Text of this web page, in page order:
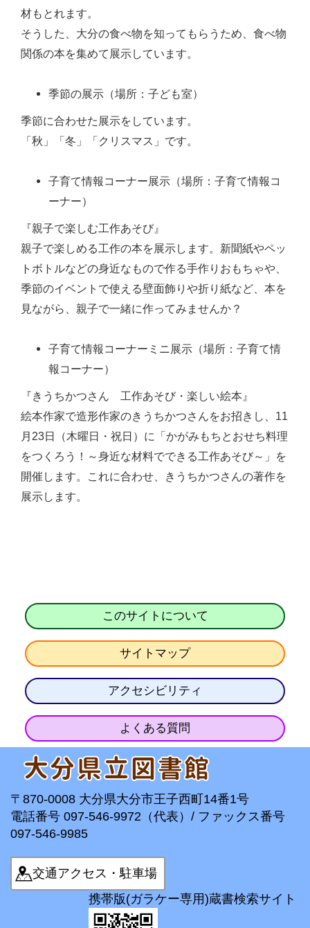
材もとれます。
そうした、大分の食べ物を知ってもらうため、食べ物
関係の本を集めて展示しています。
季節の展示（場所：子ども室）
季節に合わせた展示をしています。
「秋」「冬」「クリスマス」です。
子育て情報コーナー展示（場所：子育て情報コ
ーナー）
『親子で楽しむ工作あそび』
親子で楽しめる工作の本を展示します。新聞紙やペッ
トボトルなどの身近なもので作る手作りおもちゃや、
季節のイベントで使える壁面飾りや折り紙など、本を
見ながら、親子で一緒に作ってみませんか？
子育て情報コーナーミニ展示（場所：子育て情
報コーナー）
『きうちかつさん 工作あそび・楽しい絵本』
絵本作家で造形作家のきうちかつさんをお招きし、11
月23日（木曜日・祝日）に「かがみもちとおせち料理
をつくろう！～身近な材料でできる工作あそび～」を
開催します。これに合わせ、きうちかつさんの著作を
展示します。
このサイトについて
サイトマップ
アクセシビリティ
よくある質問
〒870-0008 大分県大分市王子西町14番1号
電話番号 097-546-9972（代表）/ ファックス番号
097-546-9985
交通アクセス・駐車場
携帯版(ガラケー専用)蔵書検索サイト